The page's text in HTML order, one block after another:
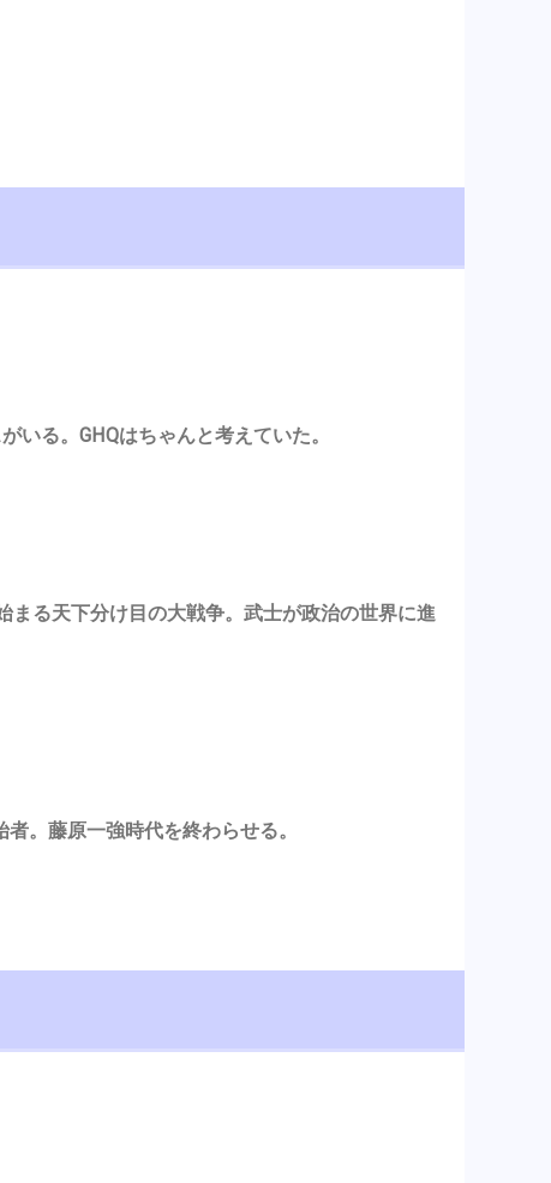
いる。GHQはちゃんと考えていた。
まる天下分け目の大戦争。武士が政治の世界に進
。藤原一強時代を終わらせる。